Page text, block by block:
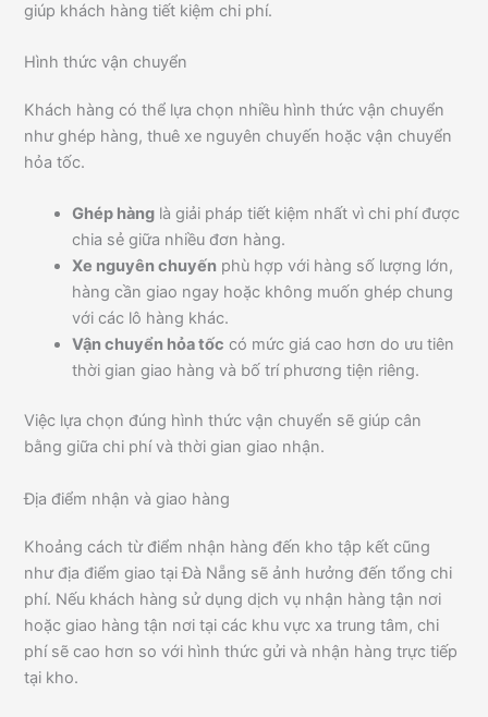
giúp khách hàng tiết kiệm chi phí.
Hình thức vận chuyển
Khách hàng có thể lựa chọn nhiều hình thức vận chuyển
như ghép hàng, thuê xe nguyên chuyến hoặc vận chuyển
hỏa tốc.
Ghép hàng là giải pháp tiết kiệm nhất vì chi phí được
chia sẻ giữa nhiều đơn hàng.
Xe nguyên chuyến phù hợp với hàng số lượng lớn,
hàng cần giao ngay hoặc không muốn ghép chung
với các lô hàng khác.
Vận chuyển hỏa tốc có mức giá cao hơn do ưu tiên
thời gian giao hàng và bố trí phương tiện riêng.
Việc lựa chọn đúng hình thức vận chuyển sẽ giúp cân
bằng giữa chi phí và thời gian giao nhận.
Địa điểm nhận và giao hàng
Khoảng cách từ điểm nhận hàng đến kho tập kết cũng
như địa điểm giao tại Đà Nẵng sẽ ảnh hưởng đến tổng chi
phí. Nếu khách hàng sử dụng dịch vụ nhận hàng tận nơi
hoặc giao hàng tận nơi tại các khu vực xa trung tâm, chi
phí sẽ cao hơn so với hình thức gửi và nhận hàng trực tiếp
tại kho.